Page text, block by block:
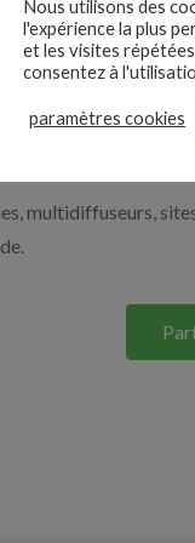
la sécurité par
solutions pour
multidiffuseurs,
Nous utilisons des
l'expérience la plus
et les visites
consentez à
paramètres cookies